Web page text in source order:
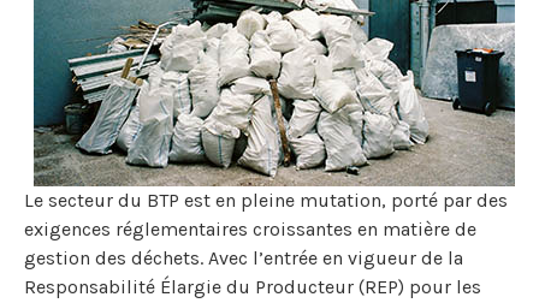
Le secteur du BTP est en pleine mutation, porté par des
exigences réglementaires croissantes en matière de
gestion des déchets. Avec l’entrée en vigueur de la
Responsabilité Élargie du Producteur (REP) pour les